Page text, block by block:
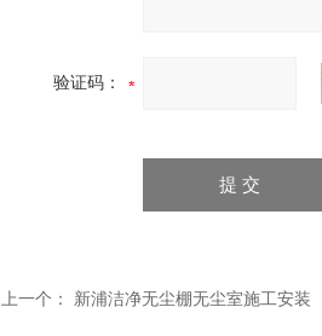
验证码：
上一个： 新浦洁净无尘棚无尘室施工安装